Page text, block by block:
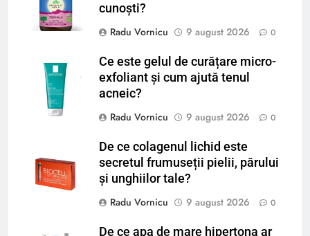
cunoști?
Radu Vornicu
9 august 2026 0
Ce este gelul de curățare micro-
exfoliant și cum ajută tenul
acneic?
Radu Vornicu
9 august 2026 0
De ce colagenul lichid este
secretul frumuseții pielii, părului
și unghiilor tale?
Radu Vornicu
9 august 2026 0
De ce apa de mare hipertona ar